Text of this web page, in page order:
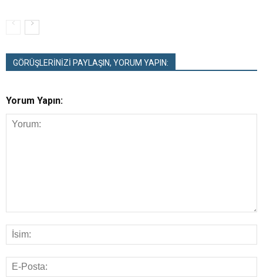
GÖRÜŞLERİNİZİ PAYLAŞIN, YORUM YAPIN:
Yorum Yapın: